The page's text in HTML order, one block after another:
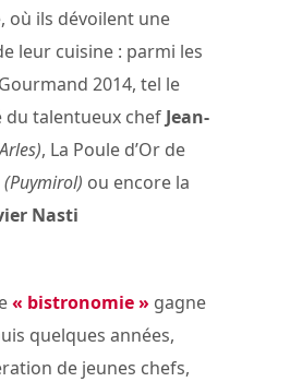
où ils dévoilent une
leur cuisine : parmi les
2014, tel le
du talentueux chef Jean-
, La Poule d’Or de
(Puymirol) ou encore la
Nasti
« bistronomie » gagne
quelques années,
de jeunes chefs,